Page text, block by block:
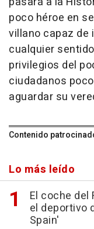
poco héroe en
villano capaz de
cualquier
privilegios del
ciudadanos
aguardar su
Contenido
Lo más leído
El coche del
el deportivo
Spain'